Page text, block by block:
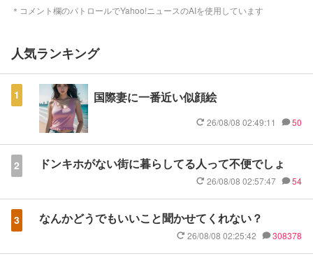
＊コメント欄のパトロールでYahoo!ニュースのAIを使用しています
人気ランキング
1 国際妻に一番近い似顔絵
26/08/08 02:49:11 50
2 ドンキホがない街に暮らしてる人って不便でしょ
26/08/08 02:57:47 54
3 なんかどうでもいいこと聞かせてくれない？
26/08/08 02:25:42 308378